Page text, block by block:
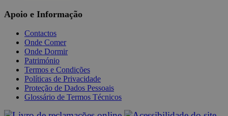
Apoio e Informação
Contactos
Onde Comer
Onde Dormir
Património
Termos e Condições
Políticas de Privacidade
Proteção de Dados Pessoais
Glossário de Termos Técnicos